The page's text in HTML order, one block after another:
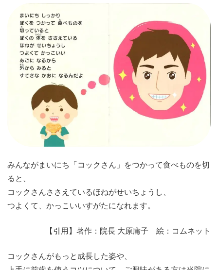
みんながまいにち「コックさん」をつかって食べものを切
ると、
コックさんささえているほねがせいちょうし、
つよくて、かっこいいすがたになれます。
【引用】著作：院長 大原庸子 絵：コムネット
コックさんがもっと成長した姿や、